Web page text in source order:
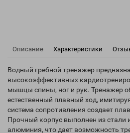
Описание Характеристики
Водный гребной тренажер
высокоэффективных
мышцы спины, ног и рук. Тренажер
естественный плавный ход,
система сопротивления создает
Прочный корпус выполнен из стали
алюминия, что дает возможность